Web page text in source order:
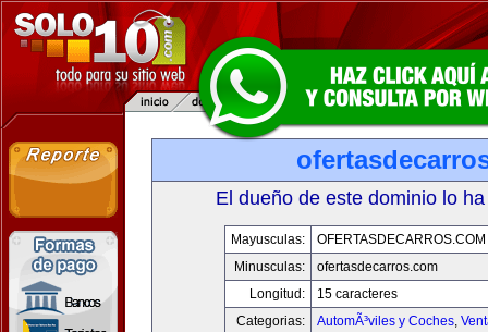
El dueño de este dominio lo
Mayusculas:
OFERTASDECARROS.COM
Minusculas:
ofertasdecarros.com
Longitud:
15 caracteres
Categorias:
AutomÃ³viles y Coches,